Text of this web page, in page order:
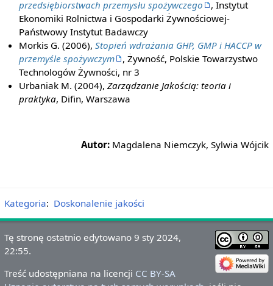
przedsiębiorstwach przemysłu spożywczego
, Instytut
Ekonomiki Rolnictwa i Gospodarki Żywnościowej-
Państwowy Instytut Badawczy
Morkis G. (2006),Stopień wdrażania GHP, GMP i HACCP w
przemyśle spożywczym
, Żywność, Polskie Towarzystwo
Technologów Żywności, nr 3
Urbaniak M. (2004),Zarządzanie Jakością: teoria i
praktyka, Difin, Warszawa
Autor: Magdalena Niemczyk, Sylwia Wójcik
Kategoria: Doskonalenie jakości
Tę stronę ostatnio edytowano 9 sty 2024,
22:55.
Treść udostępniana na licencji CC BY-SA